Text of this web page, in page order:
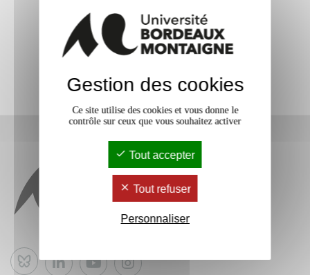
Bluesky
Gestion des cookies
Ce site utilise des cookies et vous donne le
contrôle sur ceux que vous souhaitez activer
Tout accepter
Tout refuser
Personnaliser